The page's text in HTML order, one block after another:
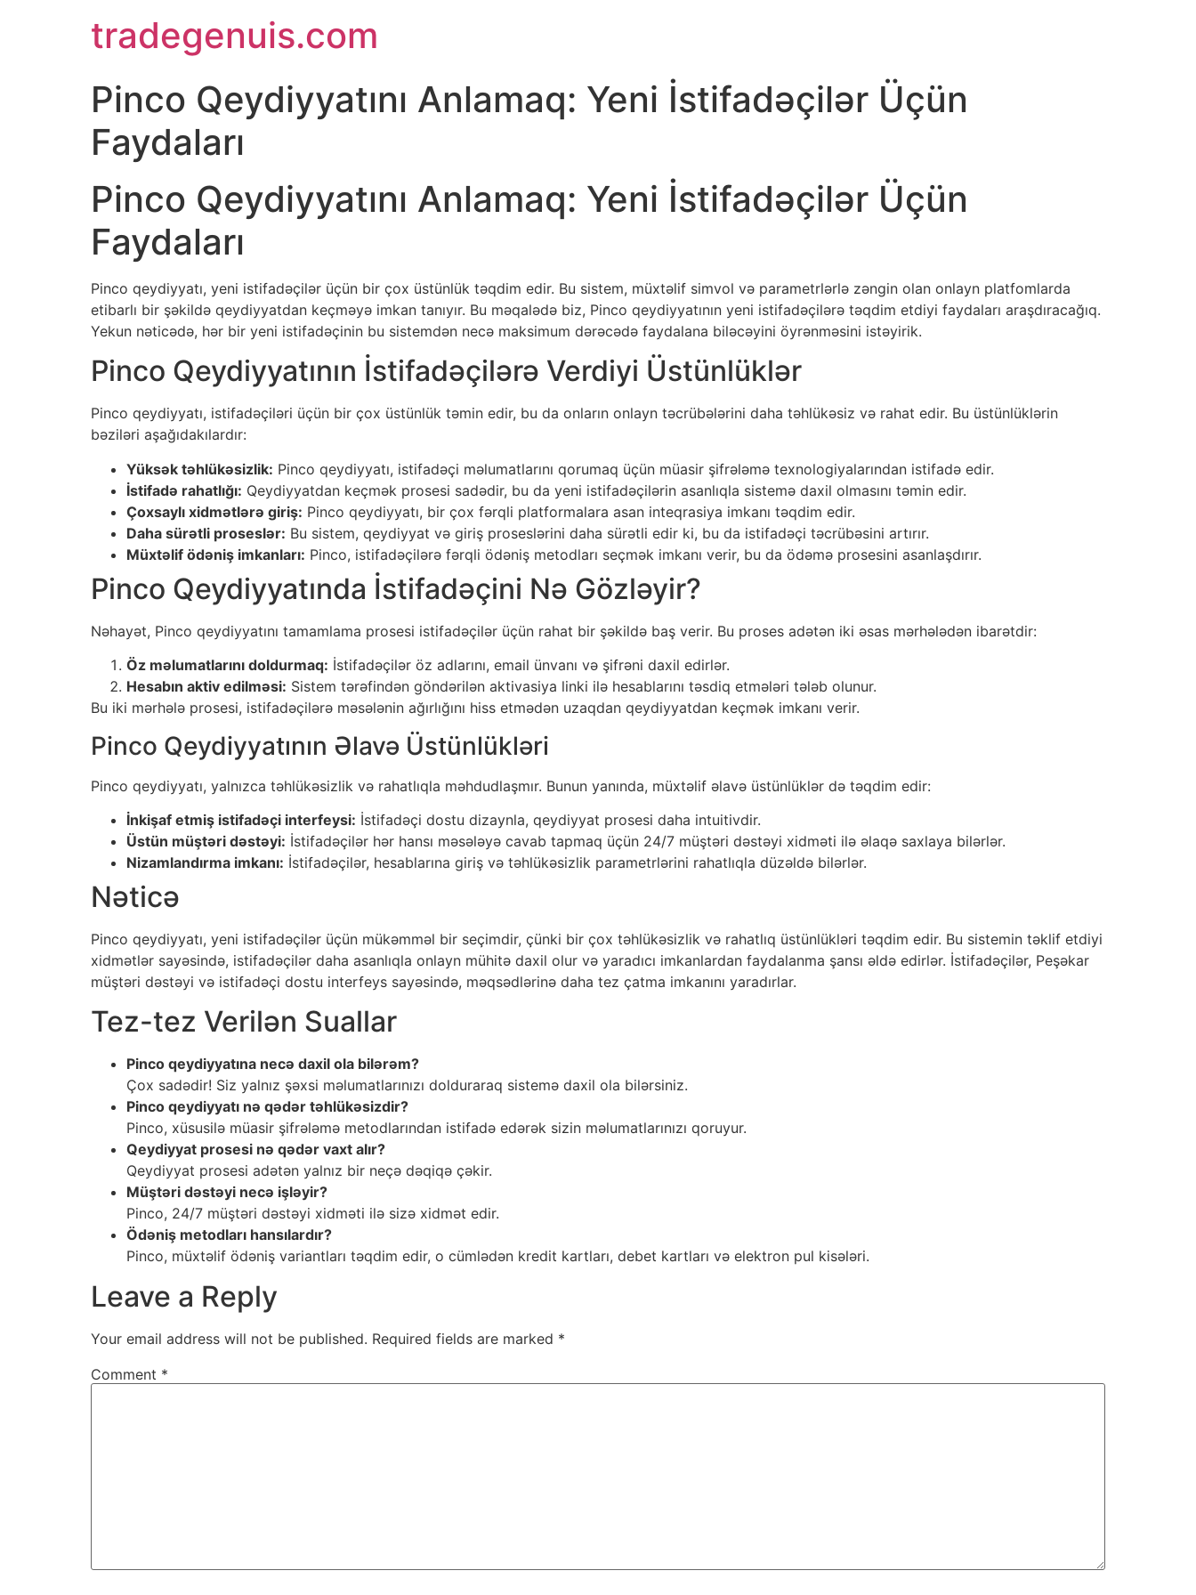
tradegenuis.com
Pinco Qeydiyyatını Anlamaq: Yeni İstifadəçilər Üçün
Faydaları
Pinco Qeydiyyatını Anlamaq: Yeni İstifadəçilər Üçün
Faydaları
Pinco qeydiyyatı, yeni istifadəçilər üçün bir çox üstünlük təqdim edir. Bu sistem, müxtəlif simvol və parametrlərlə zəngin olan onlayn platfomlarda
etibarlı bir şəkildə qeydiyyatdan keçməyə imkan tanıyır. Bu məqalədə biz, Pinco qeydiyyatının yeni istifadəçilərə təqdim etdiyi faydaları araşdıracağıq.
Yekun nəticədə, hər bir yeni istifadəçinin bu sistemdən necə maksimum dərəcədə faydalana biləcəyini öyrənməsini istəyirik.
Pinco Qeydiyyatının İstifadəçilərə Verdiyi Üstünlüklər
Pinco qeydiyyatı, istifadəçiləri üçün bir çox üstünlük təmin edir, bu da onların onlayn təcrübələrini daha təhlükəsiz və rahat edir. Bu üstünlüklərin
bəziləri aşağıdakılardır:
Yüksək təhlükəsizlik: Pinco qeydiyyatı, istifadəçi məlumatlarını qorumaq üçün müasir şifrələmə texnologiyalarından istifadə edir.
İstifadə rahatlığı: Qeydiyyatdan keçmək prosesi sadədir, bu da yeni istifadəçilərin asanlıqla sistemə daxil olmasını təmin edir.
Çoxsaylı xidmətlərə giriş: Pinco qeydiyyatı, bir çox fərqli platformalara asan inteqrasiya imkanı təqdim edir.
Daha sürətli proseslər: Bu sistem, qeydiyyat və giriş proseslərini daha sürətli edir ki, bu da istifadəçi təcrübəsini artırır.
Müxtəlif ödəniş imkanları: Pinco, istifadəçilərə fərqli ödəniş metodları seçmək imkanı verir, bu da ödəmə prosesini asanlaşdırır.
Pinco Qeydiyyatında İstifadəçini Nə Gözləyir?
Nəhayət, Pinco qeydiyyatını tamamlama prosesi istifadəçilər üçün rahat bir şəkildə baş verir. Bu proses adətən iki əsas mərhələdən ibarətdir:
Öz məlumatlarını doldurmaq: İstifadəçilər öz adlarını, email ünvanı və şifrəni daxil edirlər.
Hesabın aktiv edilməsi: Sistem tərəfindən göndərilən aktivasiya linki ilə hesablarını təsdiq etmələri tələb olunur.
Bu iki mərhələ prosesi, istifadəçilərə məsələnin ağırlığını hiss etmədən uzaqdan qeydiyyatdan keçmək imkanı verir.
Pinco Qeydiyyatının Əlavə Üstünlükləri
Pinco qeydiyyatı, yalnızca təhlükəsizlik və rahatlıqla məhdudlaşmır. Bunun yanında, müxtəlif əlavə üstünlüklər də təqdim edir:
İnkişaf etmiş istifadəçi interfeysi: İstifadəçi dostu dizaynla, qeydiyyat prosesi daha intuitivdir.
Üstün müştəri dəstəyi: İstifadəçilər hər hansı məsələyə cavab tapmaq üçün 24/7 müştəri dəstəyi xidməti ilə əlaqə saxlaya bilərlər.
Nizamlandırma imkanı: İstifadəçilər, hesablarına giriş və təhlükəsizlik parametrlərini rahatlıqla düzəldə bilərlər.
Nəticə
Pinco qeydiyyatı, yeni istifadəçilər üçün mükəmməl bir seçimdir, çünki bir çox təhlükəsizlik və rahatlıq üstünlükləri təqdim edir. Bu sistemin təklif etdiyi
xidmətlər sayəsində, istifadəçilər daha asanlıqla onlayn mühitə daxil olur və yaradıcı imkanlardan faydalanma şansı əldə edirlər. İstifadəçilər, Peşəkar
müştəri dəstəyi və istifadəçi dostu interfeys sayəsində, məqsədlərinə daha tez çatma imkanını yaradırlar.
Tez-tez Verilən Suallar
Pinco qeydiyyatına necə daxil ola bilərəm?
Çox sadədir! Siz yalnız şəxsi məlumatlarınızı dolduraraq sistemə daxil ola bilərsiniz.
Pinco qeydiyyatı nə qədər təhlükəsizdir?
Pinco, xüsusilə müasir şifrələmə metodlarından istifadə edərək sizin məlumatlarınızı qoruyur.
Qeydiyyat prosesi nə qədər vaxt alır?
Qeydiyyat prosesi adətən yalnız bir neçə dəqiqə çəkir.
Müştəri dəstəyi necə işləyir?
Pinco, 24/7 müştəri dəstəyi xidməti ilə sizə xidmət edir.
Ödəniş metodları hansılardır?
Pinco, müxtəlif ödəniş variantları təqdim edir, o cümlədən kredit kartları, debet kartları və elektron pul kisələri.
Leave a Reply
Your email address will not be published. Required fields are marked *
Comment *